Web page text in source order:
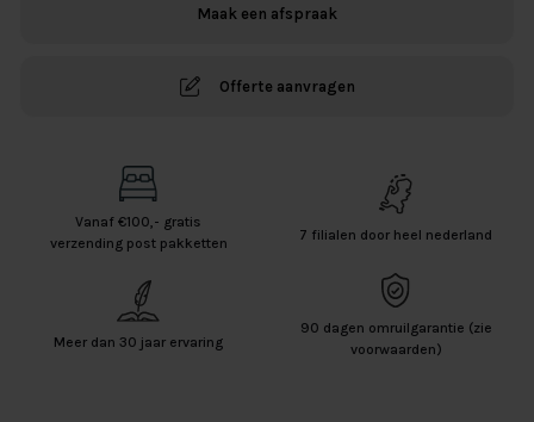
Maak een afspraak
Offerte aanvragen
Vanaf €100,- gratis
verzending post pakketten
7 filialen door heel nederland
Meer dan 30 jaar ervaring
90 dagen omruilgarantie (zie
voorwaarden)